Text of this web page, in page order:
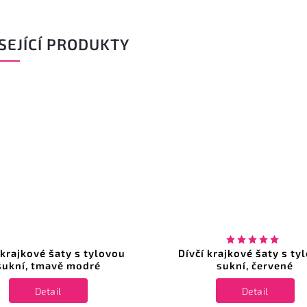
PRODUKTY
šaty s tylovou
tmavě modré
Detail
Dívčí krajkové šaty s
sukní, červené
Detail